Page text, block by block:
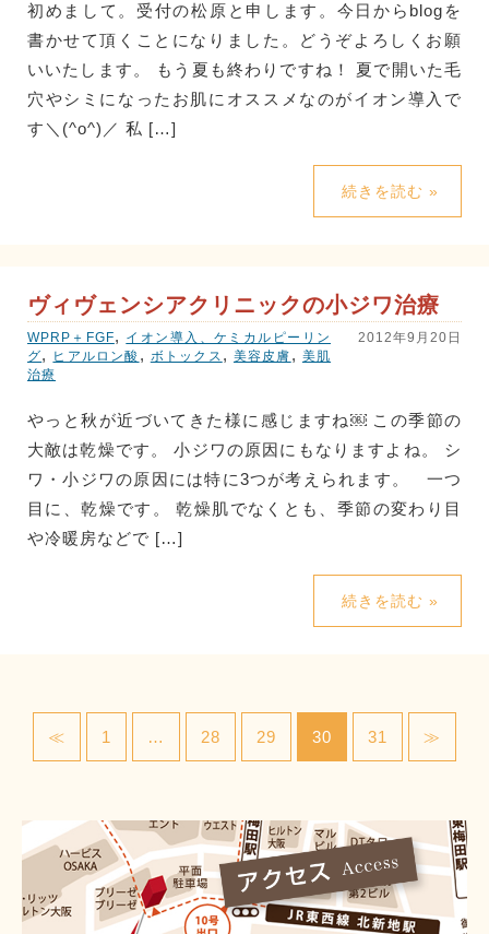
初めまして。受付の松原と申します。今日からblogを
書かせて頂くことになりました。どうぞよろしくお願
いいたします。 もう夏も終わりですね！ 夏で開いた毛
穴やシミになったお肌にオススメなのがイオン導入で
す＼(^o^)／ 私 […]
続きを読む »
ヴィヴェンシアクリニックの小ジワ治療
WPRP＋FGF, イオン導入、ケミカルピーリン
グ, ヒアルロン酸 , ボトックス , 美容皮膚 , 美肌
治療
2012年9月20日
やっと秋が近づいてきた様に感じますね￼ この季節の
大敵は乾燥です。 小ジワの原因にもなりますよね。 シ
ワ・小ジワの原因には特に3つが考えられます。 一つ
目に、乾燥です。 乾燥肌でなくとも、季節の変わり目
や冷暖房などで […]
続きを読む »
≪ 1 … 28 29 30 31 ≫